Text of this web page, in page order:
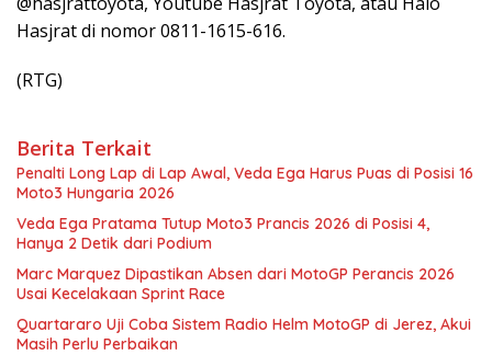
Hasjrat di nomor 0811-1615-616.
(RTG)
Berita Terkait
Penalti Long Lap di Lap Awal, Veda Ega Harus Puas di Posisi 16
Moto3 Hungaria 2026
Veda Ega Pratama Tutup Moto3 Prancis 2026 di Posisi 4,
Hanya 2 Detik dari Podium
Marc Marquez Dipastikan Absen dari MotoGP Perancis 2026
Usai Kecelakaan Sprint Race
Quartararo Uji Coba Sistem Radio Helm MotoGP di Jerez, Akui
Masih Perlu Perbaikan